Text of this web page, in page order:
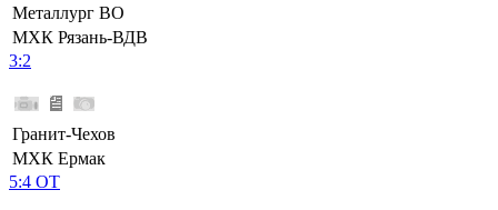
Металлург ВО
МХК Рязань-ВДВ
3:2
Гранит-Чехов
МХК Ермак
5:4 ОТ